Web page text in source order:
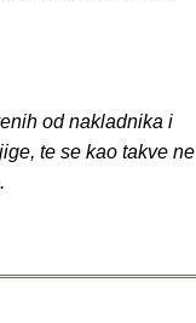
od nakladnika i
te se kao takve ne